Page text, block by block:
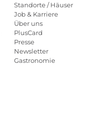
Standorte / Häuser
Job & Karriere
Über uns
PlusCard
Presse
Newsletter
Gastronomie